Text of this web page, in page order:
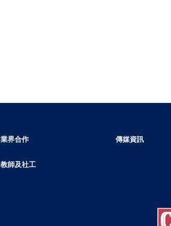
業界合作 傳媒資訊
教師及社工